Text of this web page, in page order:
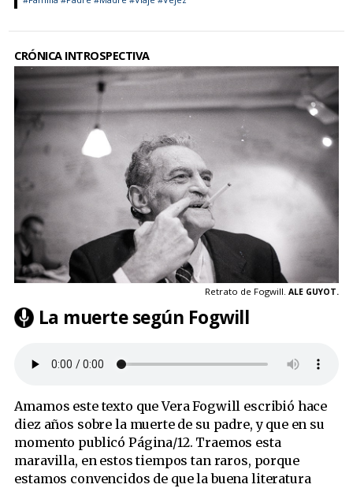
CRÓNICA INTROSPECTIVA
Retrato de Fogwill. ALE GUYOT.
La muerte según Fogwill
Amamos este texto que Vera Fogwill escribió hace
diez años sobre la muerte de su padre, y que en su
momento publicó Página/12. Traemos esta
maravilla, en estos tiempos tan raros, porque
estamos convencidos de que la buena literatura